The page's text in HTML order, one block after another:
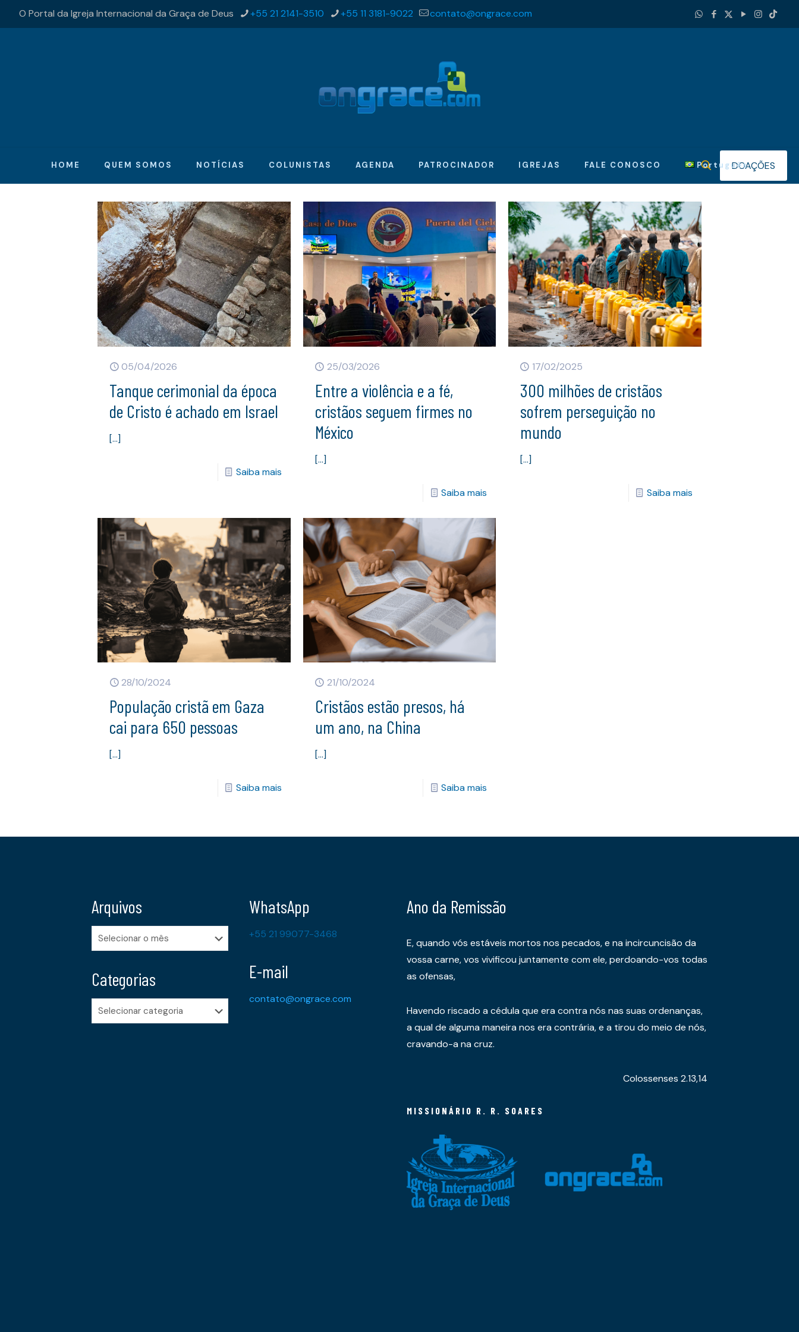
O Portal da Igreja Internacional da Graça de Deus +55 21 2141-3510 +55 11 3181-9022 contato@ongrace.com
HOME QUEM SOMOS NOTÍCIAS COLUNISTAS AGENDA PATROCINADOR IGREJAS FALE CONOSCO PortuguêsDOAÇÕES
05/04/2026
Tanque cerimonial da época
de Cristo é achado em Israel
[…]
Saiba mais
25/03/2026
Entre a violência e a fé,
cristãos seguem firmes no
México
[…]
Saiba mais
17/02/2025
300 milhões de cristãos
sofrem perseguição no
mundo
[…]
Saiba mais
28/10/2024
População cristã em Gaza
cai para 650 pessoas
[…]
Saiba mais
21/10/2024
Cristãos estão presos, há
um ano, na China
[…]
Saiba mais
Arquivos
Arquivos
Categorias
Categorias
WhatsApp
+55 21 99077-3468
E-mail
contato@ongrace.com
Ano da Remissão
E, quando vós estáveis mortos nos pecados, e na incircuncisão da
vossa carne, vos vivificou juntamente com ele, perdoando-vos todas
as ofensas,
Havendo riscado a cédula que era contra nós nas suas ordenanças,
a qual de alguma maneira nos era contrária, e a tirou do meio de nós,
cravando-a na cruz.
Colossenses 2.13,14
MISSIONÁRIO R. R. SOARES